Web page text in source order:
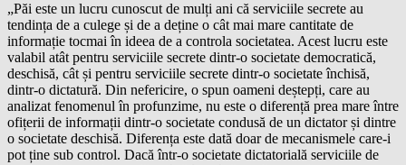
„Păi este un lucru cunoscut de mulți ani că serviciile secrete au
tendința de a culege și de a deține o cât mai mare cantitate de
informație tocmai în ideea de a controla societatea. Acest lucru este
valabil atât pentru serviciile secrete dintr-o societate democratică,
deschisă, cât și pentru serviciile secrete dintr-o societate închisă,
dintr-o dictatură. Din nefericire, o spun oameni deștepți, care au
analizat fenomenul în profunzime, nu este o diferență prea mare între
ofițerii de informații dintr-o societate condusă de un dictator și dintre
o societate deschisă. Diferența este dată doar de mecanismele care-i
pot ține sub control. Dacă într-o societate dictatorială serviciile de